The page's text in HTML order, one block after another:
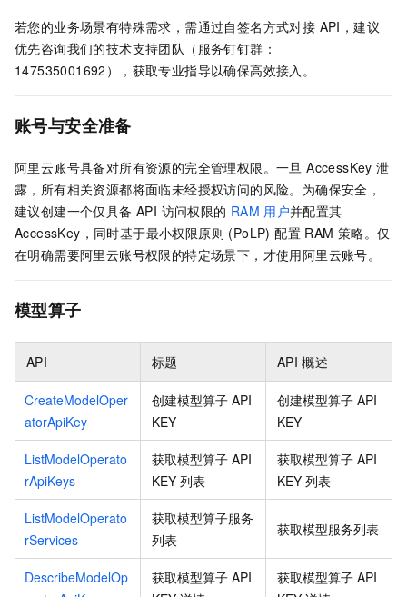
若您的业务场景有特殊需求，需通过自签名方式对接 API，建议
优先咨询我们的技术支持团队（服务钉钉群：
147535001692），获取专业指导以确保高效接入。
账号与安全准备
阿里云账号具备对所有资源的完全管理权限。一旦 AccessKey 泄
露，所有相关资源都将面临未经授权访问的风险。为确保安全，
建议创建一个仅具备 API 访问权限的 RAM 用户并配置其
AccessKey，同时基于最小权限原则 (PoLP) 配置 RAM 策略。仅
在明确需要阿里云账号权限的特定场景下，才使用阿里云账号。
模型算子
API 标题 API 概述
CreateModelOper
atorApiKey
创建模型算子 API
KEY
创建模型算子 API
KEY
ListModelOperato
rApiKeys
获取模型算子 API
KEY 列表
获取模型算子 API
KEY 列表
ListModelOperato
rServices
获取模型算子服务
列表
获取模型服务列表
DescribeModelOp
获取模型算子 API
获取模型算子 API